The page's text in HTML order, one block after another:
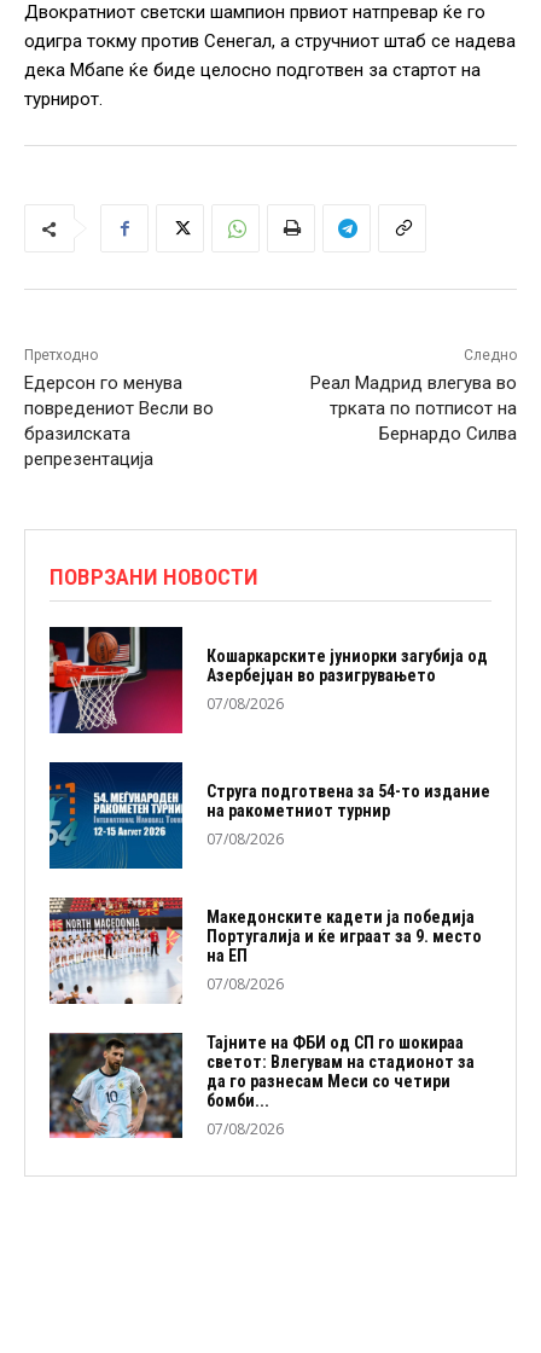
Двократниот светски шампион првиот натпревар ќе го
одигра токму против Сенегал, а стручниот штаб се надева
дека Мбапе ќе биде целосно подготвен за стартот на
турнирот.
Претходно
Едерсон го менува
повредениот Весли во
бразилската
репрезентација
Следно
Реал Мадрид влегува во
трката по потписот на
Бернардо Силва
ПОВРЗАНИ НОВОСТИ
Кошаркарските јуниорки загубија од
Азербејџан во разигрувањето
07/08/2026
Струга подготвена за 54-то издание
на ракометниот турнир
07/08/2026
Македонските кадети ја победија
Португалија и ќе играат за 9. место
на ЕП
07/08/2026
Тајните на ФБИ од СП го шокираа
светот: Влегувам на стадионот за
да го разнесам Меси со четири
бомби...
07/08/2026